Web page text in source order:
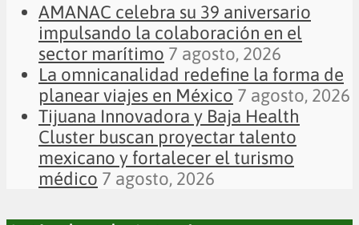
AMANAC celebra su 39 aniversario
impulsando la colaboración en el
sector marítimo 7 agosto, 2026
La omnicanalidad redefine la forma de
planear viajes en México 7 agosto, 2026
Tijuana Innovadora y Baja Health
Cluster buscan proyectar talento
mexicano y fortalecer el turismo
médico 7 agosto, 2026